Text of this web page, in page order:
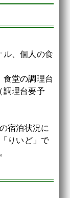
ル、個人の食
食堂の調理台
調理台要予
宿泊状況に
りいど」で